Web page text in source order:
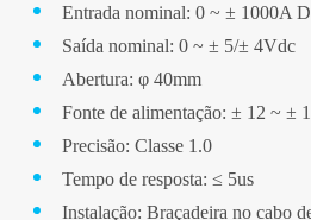
Entrada nominal: 0 ~ ± 1000A
Saída nominal: 0 ~ ± 5/± 4Vdc
Abertura: φ 40mm
Fonte de alimentação: ± 12 ~ ±
Precisão: Classe 1.0
Tempo de resposta: ≤ 5us
Instalação: Braçadeira no cabo